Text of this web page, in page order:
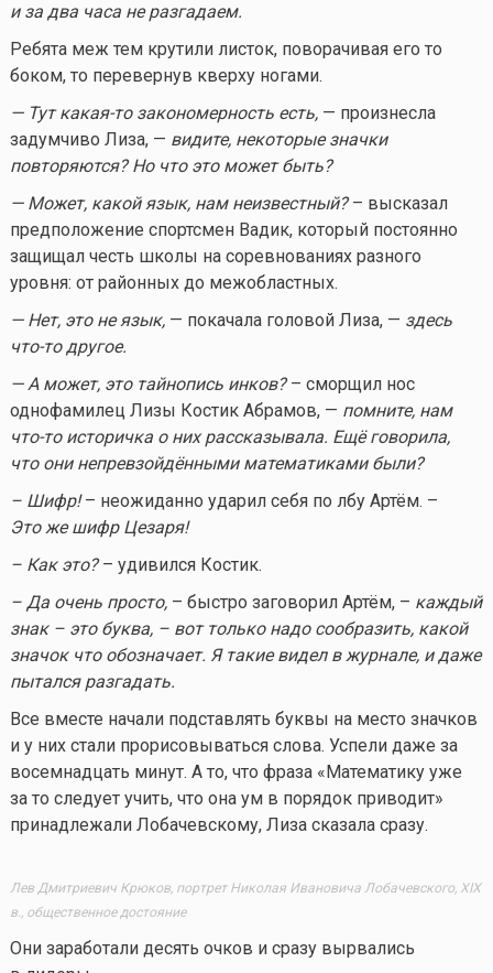
и за два часа не разгадаем.
Ребята меж тем крутили листок, поворачивая его то
боком, то перевернув кверху ногами.
— Туткакая-тозакономерность есть,— произнесла
задумчиво Лиза, — видите, некоторые значки
повторяются? Но что это может быть?
— Может, какой язык, нам неизвестный?– высказал
предположение спортсмен Вадик, который постоянно
защищал честь школы на соревнованиях разного
уровня: от районных до межобластных.
— Нет, это не язык,— покачала головой Лиза, — здесь
что-тодругое.
— А может, это тайнопись инков?– сморщил нос
однофамилец Лизы Костик Абрамов, — помните, нам
что-тоисторичка о них рассказывала. Ещё говорила,
что они непревзойдёнными математиками были?
– Шифр!– неожиданно ударил себя по лбу Артём. –
Это же шифр Цезаря!
– Как это?– удивился Костик.
– Да очень просто,– быстро заговорил Артём, – каждый
знак – это буква, – вот только надо сообразить, какой
значок что обозначает. Я такие видел в журнале, и даже
пытался разгадать.
Все вместе начали подставлять буквы на место значков
и у них стали прорисовываться слова. Успели даже за
восемнадцать минут. А то, что фраза «Математику уже
за то следует учить, что она ум в порядок приводит»
принадлежали Лобачевскому, Лиза сказала сразу.
Лев Дмитриевич Крюков, портрет Николая Ивановича Лобачевского, XIX
в., общественное достояние
Они заработали десять очков и сразу вырвались